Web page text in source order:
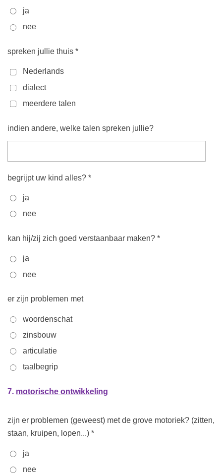
ja
nee
spreken jullie thuis *
Nederlands
dialect
meerdere talen
indien andere, welke talen spreken jullie?
begrijpt uw kind alles? *
ja
nee
kan hij/zij zich goed verstaanbaar maken? *
ja
nee
er zijn problemen met
woordenschat
zinsbouw
articulatie
taalbegrip
7. motorische ontwikkeling
zijn er problemen (geweest) met de grove motoriek? (zitten,
staan, kruipen, lopen...) *
ja
nee